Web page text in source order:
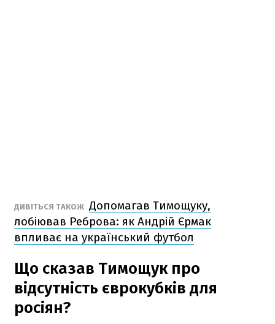
ДИВІТЬСЯ ТАКОЖ Допомагав Тимощуку,
лобіював Реброва: як Андрій Єрмак
впливає на український футбол
Що сказав Тимощук про
відсутність єврокубків для
росіян?